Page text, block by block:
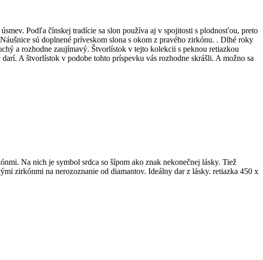
Podľa čínskej tradície sa slon používa aj v spojitosti s plodnosťou, preto
sú doplnené príveskom slona s okom z pravého zirkónu. . Dlhé roky
a rozhodne zaujímavý. Štvorlístok v tejto kolekcii s peknou retiazkou
A štvorlístok v podobe tohto príspevku vás rozhodne skrášli. A možno sa
Na nich je symbol srdca so šípom ako znak nekonečnej lásky. Tiež
zirkónmi na nerozoznanie od diamantov. Ideálny dar z lásky. retiazka 450 x